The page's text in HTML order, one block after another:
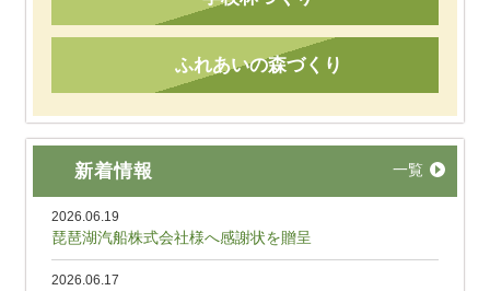
ふれあいの森づくり
新着情報 一覧
2026.06.19
琵琶湖汽船株式会社様へ感謝状を贈呈
2026.06.17